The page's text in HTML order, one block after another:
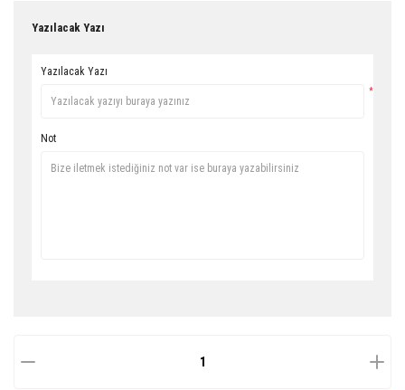
Yazılacak Yazı
Yazılacak Yazı
*
Not